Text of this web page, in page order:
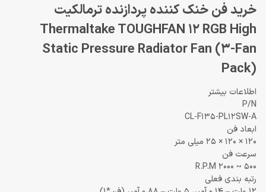
خرید فن خنک کننده پردازنده ترمالکیت
Thermaltake TOUGHFAN 12 RGB High
Static Pressure Radiator Fan (3-Fan
Pack)
اطلاعات بیشتر
P/N
CL-F135-PL12SW-A
ابعاد فن
120 × 120 × 25 میلی متر
سرعت فن
500 ~ 2000 R.P.M
رتبه بندی فعلی